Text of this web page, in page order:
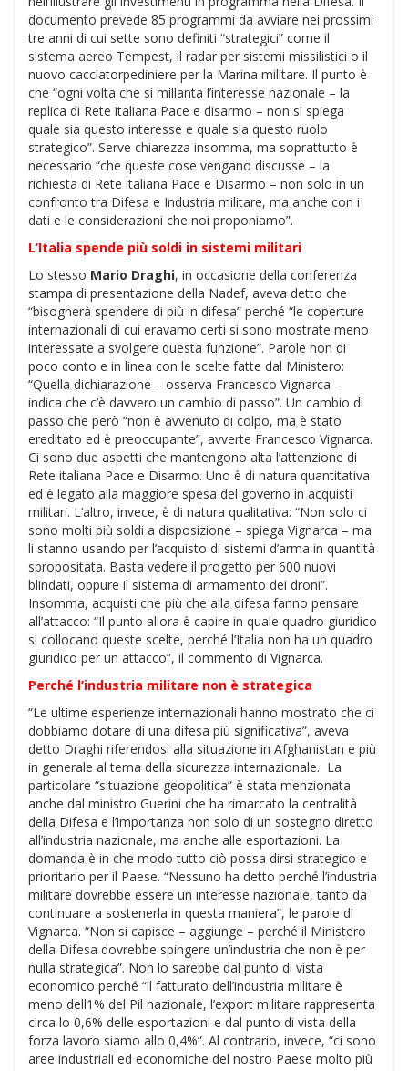
documento prevede 85 programmi da avviare nei prossimi
tre anni di cui sette sono definiti “strategici” come il
sistema aereo Tempest, il radar per sistemi missilistici o il
nuovo cacciatorpediniere per la Marina militare. Il punto è
che “ogni volta che si millanta l’interesse nazionale – la
replica di Rete italiana Pace e disarmo – non si spiega
quale sia questo interesse e quale sia questo ruolo
strategico”. Serve chiarezza insomma, ma soprattutto è
necessario “che queste cose vengano discusse – la
richiesta di Rete italiana Pace e Disarmo – non solo in un
confronto tra Difesa e Industria militare, ma anche con i
dati e le considerazioni che noi proponiamo”.
L’Italia spende più soldi in sistemi militari
Lo stesso Mario Draghi, in occasione della conferenza
stampa di presentazione della Nadef, aveva detto che
“bisognerà spendere di più in difesa” perché “le coperture
internazionali di cui eravamo certi si sono mostrate meno
interessate a svolgere questa funzione”. Parole non di
poco conto e in linea con le scelte fatte dal Ministero:
“Quella dichiarazione – osserva Francesco Vignarca –
indica che c’è davvero un cambio di passo”. Un cambio di
passo che però “non è avvenuto di colpo, ma è stato
ereditato ed è preoccupante”, avverte Francesco Vignarca.
Ci sono due aspetti che mantengono alta l’attenzione di
Rete italiana Pace e Disarmo. Uno è di natura quantitativa
ed è legato alla maggiore spesa del governo in acquisti
militari. L’altro, invece, è di natura qualitativa: “Non solo ci
sono molti più soldi a disposizione – spiega Vignarca – ma
li stanno usando per l’acquisto di sistemi d’arma in quantità
spropositata. Basta vedere il progetto per 600 nuovi
blindati, oppure il sistema di armamento dei droni”.
Insomma, acquisti che più che alla difesa fanno pensare
all’attacco: “Il punto allora è capire in quale quadro giuridico
si collocano queste scelte, perché l’Italia non ha un quadro
giuridico per un attacco”, il commento di Vignarca.
Perché l’industria militare non è strategica
“Le ultime esperienze internazionali hanno mostrato che ci
dobbiamo dotare di una difesa più significativa”, aveva
detto Draghi riferendosi alla situazione in Afghanistan e più
in generale al tema della sicurezza internazionale. La
particolare “situazione geopolitica” è stata menzionata
anche dal ministro Guerini che ha rimarcato la centralità
della Difesa e l’importanza non solo di un sostegno diretto
all’industria nazionale, ma anche alle esportazioni. La
domanda è in che modo tutto ciò possa dirsi strategico e
prioritario per il Paese. “Nessuno ha detto perché l’industria
militare dovrebbe essere un interesse nazionale, tanto da
continuare a sostenerla in questa maniera”, le parole di
Vignarca. “Non si capisce – aggiunge – perché il Ministero
della Difesa dovrebbe spingere un’industria che non è per
nulla strategica”. Non lo sarebbe dal punto di vista
economico perché “il fatturato dell’industria militare è
meno dell1% del Pil nazionale, l’export militare rappresenta
circa lo 0,6% delle esportazioni e dal punto di vista della
forza lavoro siamo allo 0,4%”. Al contrario, invece, “ci sono
aree industriali ed economiche del nostro Paese molto più